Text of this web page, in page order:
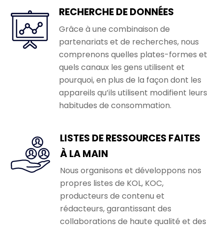
RECHERCHE DE DONNÉES
Grâce à une combinaison de
partenariats et de recherches, nous
comprenons quelles plates-formes et
quels canaux les gens utilisent et
pourquoi, en plus de la façon dont les
appareils qu’ils utilisent modifient leurs
habitudes de consommation.
LISTES DE RESSOURCES FAITES
À LA MAIN
Nous organisons et développons nos
propres listes de KOL, KOC,
producteurs de contenu et
rédacteurs, garantissant des
collaborations de haute qualité et des